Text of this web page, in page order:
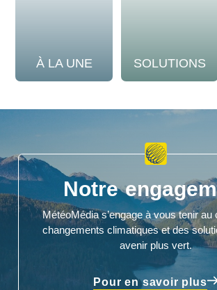
À LA UNE SOLUTIONS
Notre
MétéoMédia s’engage à vous tenir au
changements climatiques et des
avenir plus vert.
Pour en savoir plus